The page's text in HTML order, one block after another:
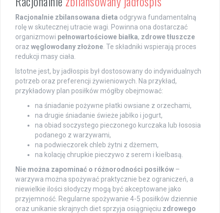
Racjonalnie zbilansowana dieta odgrywa fundamentalną
rolę w skutecznej utracie wagi. Powinna ona dostarczać
organizmowi pełnowartościowe białka, zdrowe tłuszcze
oraz węglowodany złożone . Te składniki wspierają proces
redukcji masy ciała.
Istotne jest, by jadłospis był dostosowany do indywidualnych
potrzeb oraz preferencji żywieniowych. Na przykład,
przykładowy plan posiłków mógłby obejmować:
na śniadanie pożywne płatki owsiane z orzechami,
na drugie śniadanie świeże jabłko i jogurt,
na obiad soczystego pieczonego kurczaka lub łososia
podanego z warzywami,
na podwieczorek chleb żytni z dżemem,
na kolację chrupkie pieczywo z serem i kiełbasą.
Nie można zapominać o różnorodności posiłków –
warzywa można spożywać praktycznie bez ograniczeń, a
niewielkie ilości słodyczy mogą być akceptowane jako
przyjemność. Regularne spożywanie 4-5 posiłków dziennie
oraz unikanie skrajnych diet sprzyja osiągnięciu zdrowego